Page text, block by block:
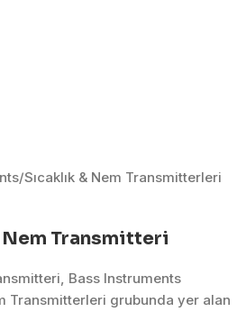
/Sıcaklık & Nem Transmitterleri
Nem Transmitteri
Bass Instruments
Transmitterleri grubunda yer alan